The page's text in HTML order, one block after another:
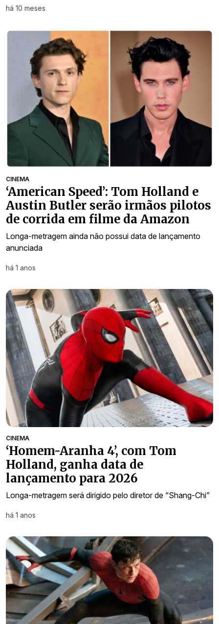
há 10 meses
CINEMA
‘American Speed’: Tom Holland e
Austin Butler serão irmãos pilotos
de corrida em filme da Amazon
Longa-metragem ainda não possui data de lançamento
anunciada
há 1 anos
CINEMA
‘Homem-Aranha 4’, com Tom
Holland, ganha data de
lançamento para 2026
Longa-metragem será dirigido pelo diretor de “Shang-Chi”
há 1 anos